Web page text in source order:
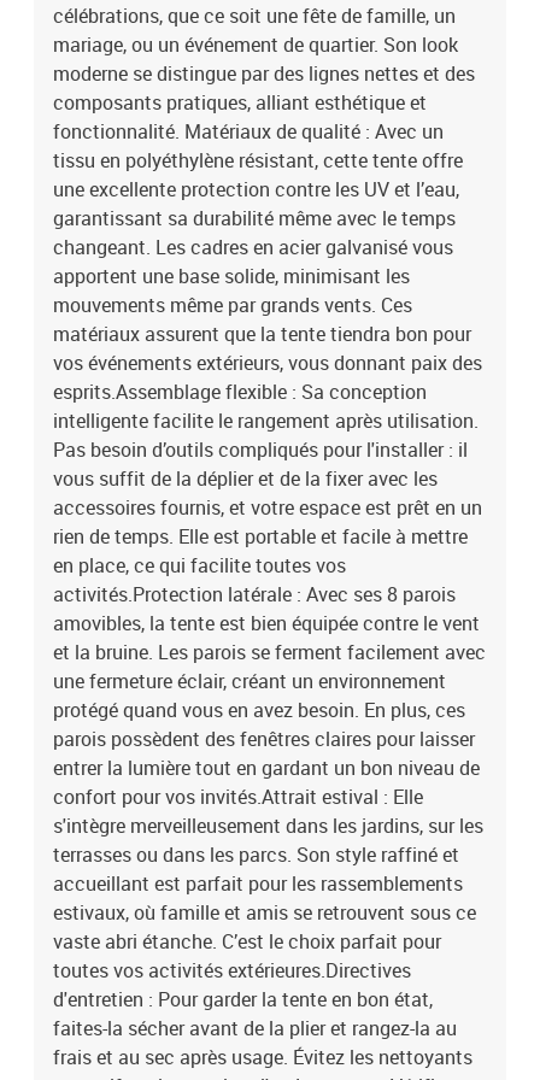
OuiContenant de la livraison:1 x tente de fêteEAN:
8721158937216SKU: 42003427Brand: vidaXL
célébrations, que ce soit une fête de famille, un
mariage, ou un événement de quartier. Son look
moderne se distingue par des lignes nettes et des
composants pratiques, alliant esthétique et
fonctionnalité. Matériaux de qualité : Avec un
tissu en polyéthylène résistant, cette tente offre
une excellente protection contre les UV et l’eau,
garantissant sa durabilité même avec le temps
changeant. Les cadres en acier galvanisé vous
apportent une base solide, minimisant les
mouvements même par grands vents. Ces
matériaux assurent que la tente tiendra bon pour
vos événements extérieurs, vous donnant paix des
esprits.Assemblage flexible : Sa conception
intelligente facilite le rangement après utilisation.
Pas besoin d’outils compliqués pour l'installer : il
vous suffit de la déplier et de la fixer avec les
accessoires fournis, et votre espace est prêt en un
rien de temps. Elle est portable et facile à mettre
en place, ce qui facilite toutes vos
activités.Protection latérale : Avec ses 8 parois
amovibles, la tente est bien équipée contre le vent
et la bruine. Les parois se ferment facilement avec
une fermeture éclair, créant un environnement
protégé quand vous en avez besoin. En plus, ces
parois possèdent des fenêtres claires pour laisser
entrer la lumière tout en gardant un bon niveau de
confort pour vos invités.Attrait estival : Elle
s'intègre merveilleusement dans les jardins, sur les
terrasses ou dans les parcs. Son style raffiné et
accueillant est parfait pour les rassemblements
estivaux, où famille et amis se retrouvent sous ce
vaste abri étanche. C’est le choix parfait pour
toutes vos activités extérieures.Directives
d'entretien : Pour garder la tente en bon état,
faites-la sécher avant de la plier et rangez-la au
frais et au sec après usage. Évitez les nettoyants